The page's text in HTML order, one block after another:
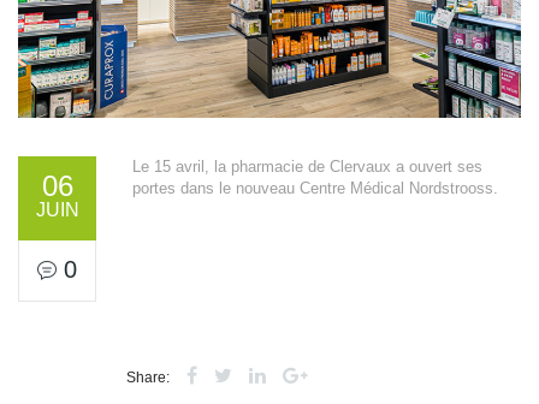
06
JUIN
0
Le 15 avril, la pharmacie de Clervaux a ouvert ses
portes dans le nouveau Centre Médical Nordstrooss.
Share: